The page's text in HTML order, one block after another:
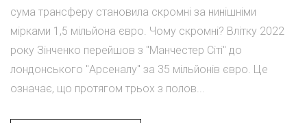
сума трансферу становила скромні за нинішніми
мірками 1,5 мільйона євро. Чому скромні? Влітку 2022
року Зінченко перейшов з "Манчестер Сіті" до
лондонського "Арсеналу" за 35 мільйонів євро. Це
означає, що протягом трьох з полов...